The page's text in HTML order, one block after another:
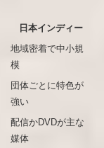
日本インディー
地域密着で中小規
模
団体ごとに特色が
強い
配信かDVDが主な
媒体